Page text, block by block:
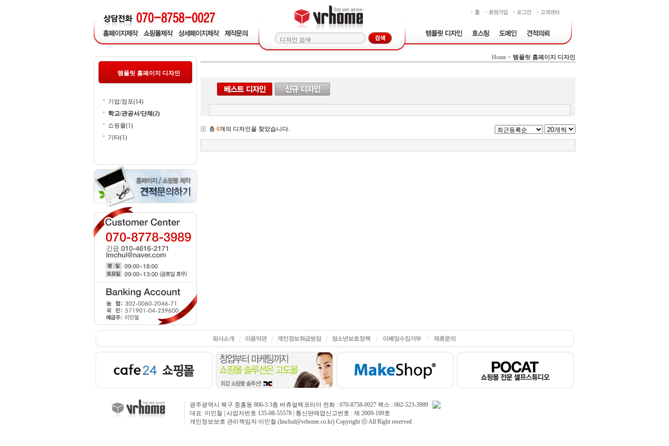
템플릿 홈페이지 디자인
기업/점포(14)
학교/관공서/단체(2)
쇼핑몰(1)
기타(1)
Home > 템플릿 홈페이지 디자인
총 0개의 디자인을 찾았습니다.
광주광역시 북구 중흥동 806-3 3층 버츄얼텍코리아 전화 : 070-8758-0027 팩스 : 062-523-3989
대표: 이민철 | 사업자번호 135-08-55578 | 통신판매업신고번호 : 제 2009-109호
개인정보보호 관리책임자:이민철 (lmchul@vrhome.co.kr) Copyright ⓒ All Right reserved